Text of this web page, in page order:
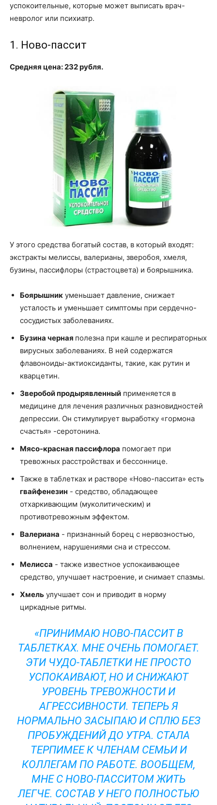
успокоительные, которые может выписать врач-
невролог или психиатр.
1. Ново-пассит
Средняя цена: 232 рубля.
У этого средства богатый состав, в который входят:
экстракты мелиссы, валерианы, зверобоя, хмеля,
бузины, пассифлоры (страстоцвета) и боярышника.
Боярышник уменьшает давление, снижает
усталость и уменьшает симптомы при сердечно-
сосудистых заболеваниях.
Бузина черная полезна при кашле и респираторных
вирусных заболеваниях. В ней содержатся
флавоноиды-актиоксиданты, такие, как рутин и
кварцетин.
Зверобой продырявленный применяется в
медицине для лечения различных разновидностей
депрессии. Он стимулирует выработку «гормона
счастья» -серотонина.
Мясо-красная пассифлора помогает при
тревожных расстройствах и бессоннице.
Также в таблетках и растворе «Ново-пассита» есть
гвайфенезин - средство, обладающее
отхаркивающим (муколитическим) и
противотревожным эффектом.
Валериана - признанный борец с нервозностью,
волнением, нарушениями сна и стрессом.
Мелисса - также известное успокаивающее
средство, улучшает настроение, и снимает спазмы.
Хмель улучшает сон и приводит в норму
циркадные ритмы.
«ПРИНИМАЮ НОВО-ПАССИТ В
ТАБЛЕТКАХ. МНЕ ОЧЕНЬ ПОМОГАЕТ.
ЭТИ ЧУДО-ТАБЛЕТКИ НЕ ПРОСТО
УСПОКАИВАЮТ, НО И СНИЖАЮТ
УРОВЕНЬ ТРЕВОЖНОСТИ И
АГРЕССИВНОСТИ. ТЕПЕРЬ Я
НОРМАЛЬНО ЗАСЫПАЮ И СПЛЮ БЕЗ
ПРОБУЖДЕНИЙ ДО УТРА. СТАЛА
ТЕРПИМЕЕ К ЧЛЕНАМ СЕМЬИ И
КОЛЛЕГАМ ПО РАБОТЕ. ВООБЩЕМ,
МНЕ С НОВО-ПАССИТОМ ЖИТЬ
ЛЕГЧЕ. СОСТАВ У НЕГО ПОЛНОСТЬЮ